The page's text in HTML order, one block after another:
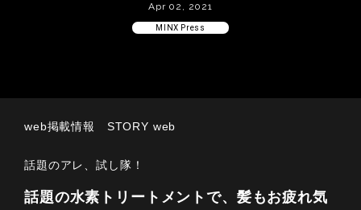
Apr 02, 2021
MINX Press
web掲載情報 STORY web
話題のアレ、試し隊！
話題の水素トリートメントで、髪もお疲れ気